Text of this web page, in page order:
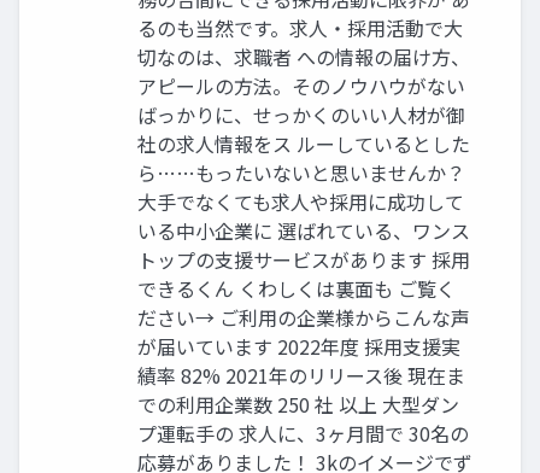
るのも当然です。求人・採用活動で大
切なのは、求職者 への情報の届け方、
アピールの方法。そのノウハウがない
ばっかりに、せっかくのいい人材が御
社の求人情報をス ルーしているとした
ら……もったいないと思いませんか？
大手でなくても求人や採用に成功して
いる中小企業に 選ばれている、ワンス
トップの支援サービスがあります 採用
できるくん くわしくは裏面も ご覧く
ださい→ ご利用の企業様からこんな声
が届いています 2022年度 採用支援実
績率 82% 2021年のリリース後 現在ま
での利用企業数 250 社 以上 大型ダン
プ運転手の 求人に、3ヶ月間で 30名の
応募がありました！ 3kのイメージでず